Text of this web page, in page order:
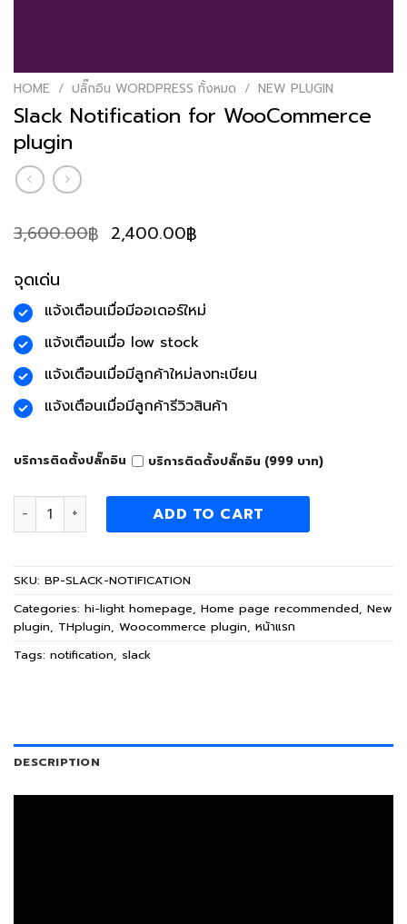
HOME / ปลั๊กอิน WORDPRESS ทั้งหมด / NEW PLUGIN
Slack Notification for WooCommerce
plugin
3,600.00฿ Original
price
3,600.00฿.
2,400.00฿
2,400.00฿.
จุดเด่น
แจ้งเตือนเมื่อมีออเดอร์ใหม่
แจ้งเตือนเมื่อ low stock
แจ้งเตือนเมื่อมีลูกค้าใหม่ลงทะเบียน
แจ้งเตือนเมื่อมีลูกค้ารีวิวสินค้า
บริการติดตั้งปลั๊กอิน บริการติดตั้งปลั๊กอิน (999 บาท)
Slack Notification for WooCommerce plugin quantity
ADD TO CART
SKU: BP-SLACK-NOTIFICATION
Categories: hi-light homepage, Home page recommended, New
plugin, THplugin, Woocommerce plugin, หน้าแรก
Tags: notification, slack
DESCRIPTION